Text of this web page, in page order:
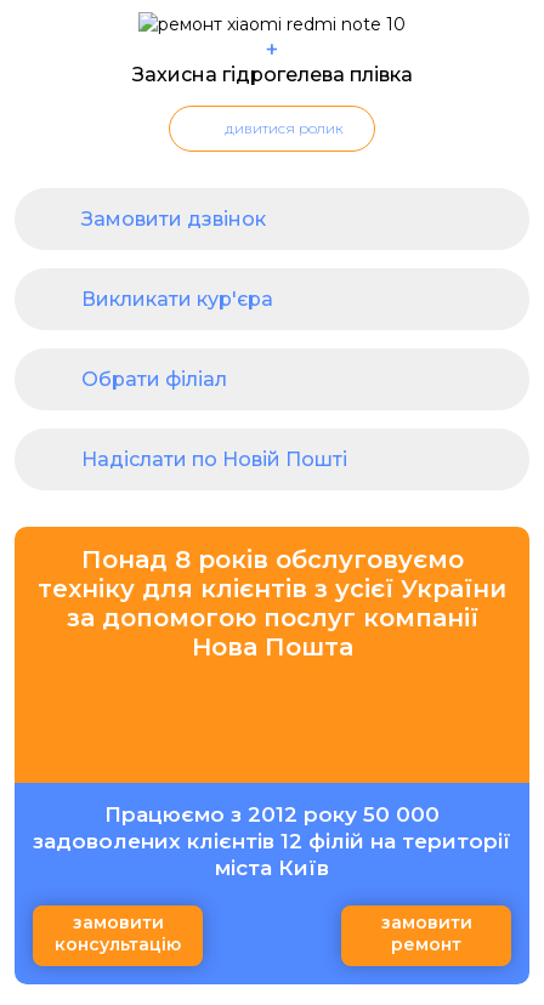
+
Захисна гідрогелева плівка
дивитися ролик
Замовити дзвінок
Викликати кур'єра
Обрати філіал
Надіслати по Новій Пошті
Понад 8 років обслуговуємо
техніку для клієнтів з усієї України
за допомогою послуг компанії
Нова Пошта
Працюємо з 2012 року 50 000
задоволених клієнтів 12 філій на території
міста Київ
замовити
консультацію
замовити
ремонт